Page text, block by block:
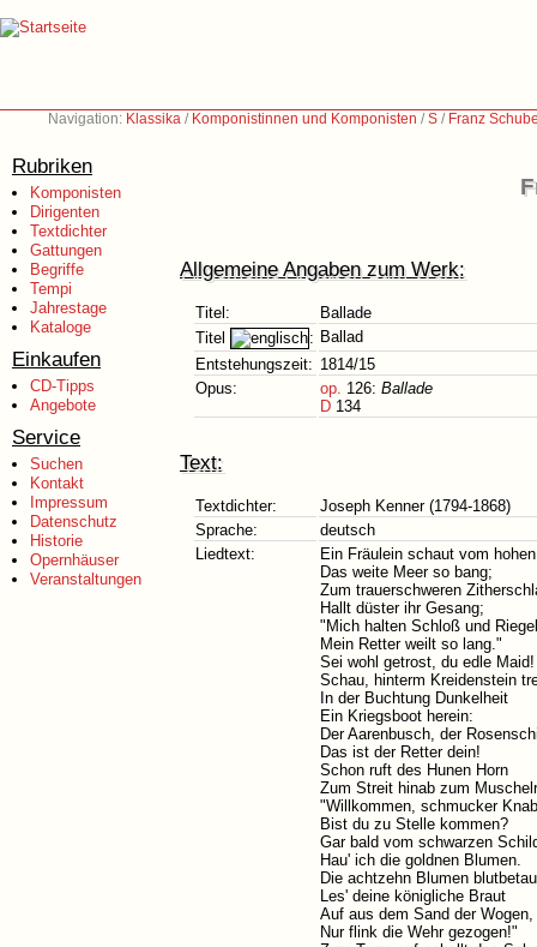
Navigation: Klassika / Komponistinnen und Komponisten /S / Franz
Rubriken
Komponisten
Dirigenten
Textdichter
Gattungen
Begriffe
Tempi
Jahrestage
Kataloge
Einkaufen
CD-Tipps
Angebote
Service
Suchen
Kontakt
Impressum
Datenschutz
Historie
Opernhäuser
Veranstaltungen
Allgemeine Angaben zum Werk:
Titel:
Ballade
Titel
: Ballad
Entstehungszeit: 1814/15
Opus:
op. 126: Ballade
D 134
Text:
Textdichter:
Joseph Kenner (1794-1868)
Sprache:
deutsch
Liedtext:
Ein Fräulein schaut vom
Das weite Meer so bang;
Zum trauerschweren
Hallt düster ihr Gesang;
"Mich halten Schloß und
Mein Retter weilt so lang."
Sei wohl getrost, du edle Maid!
Schau, hinterm Kreidenstein
In der Buchtung Dunkelheit
Ein Kriegsboot herein:
Der Aarenbusch, der
Das ist der Retter dein!
Schon ruft des Hunen Horn
Zum Streit hinab zum
"Willkommen, schmucker
Bist du zu Stelle kommen?
Gar bald vom schwarzen
Hau' ich die goldnen Blumen.
Die achtzehn Blumen
Les' deine königliche Braut
Auf aus dem Sand der Wogen,
Nur flink die Wehr gezogen!"